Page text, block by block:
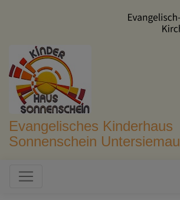
Evangelisches Kinderhaus
Sonnenschein Untersiemau
Hauptnavigation